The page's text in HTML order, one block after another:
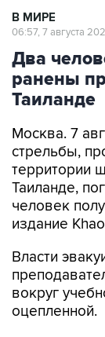
В МИРЕ
06:57, 7 августа
Два
ранены
Таиланде
Москва. 7
стрельбы,
территории
Таиланде,
человек
издание
Власти
вокруг
оцепленной.